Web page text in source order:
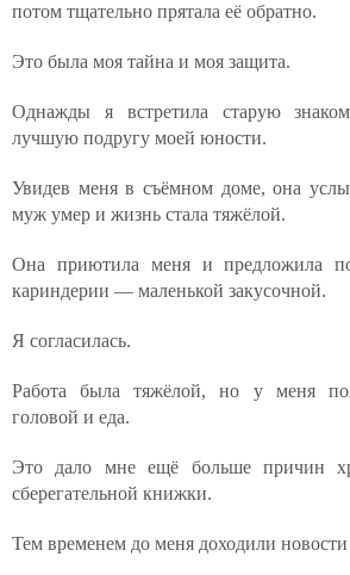
потом тщательно прятала её обратно.
Это была моя тайна и моя защита.
Однажды я встретила старую
лучшую подругу моей юности.
Увидев меня в съёмном доме, она
муж умер и жизнь стала тяжёлой.
Она приютила меня и предложила
кариндерии — маленькой закусочной.
Я согласилась.
Работа была тяжёлой, но у меня
головой и еда.
Это дало мне ещё больше причин
сберегательной книжки.
Тем временем до меня доходили